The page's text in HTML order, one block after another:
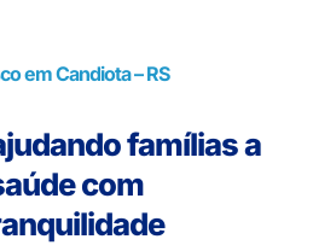
em Candiota – RS
famílias a
com